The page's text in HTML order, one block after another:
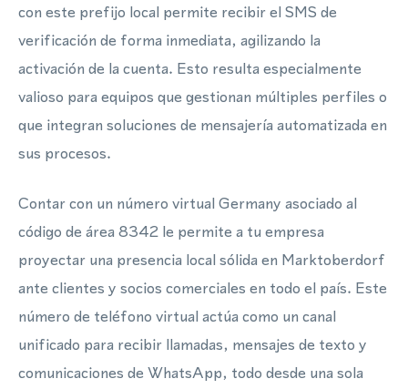
con este prefijo local permite recibir el SMS de
verificación de forma inmediata, agilizando la
activación de la cuenta. Esto resulta especialmente
valioso para equipos que gestionan múltiples perfiles o
que integran soluciones de mensajería automatizada en
sus procesos.
Contar con un número virtual Germany asociado al
código de área 8342 le permite a tu empresa
proyectar una presencia local sólida en Marktoberdorf
ante clientes y socios comerciales en todo el país. Este
número de teléfono virtual actúa como un canal
unificado para recibir llamadas, mensajes de texto y
comunicaciones de WhatsApp, todo desde una sola